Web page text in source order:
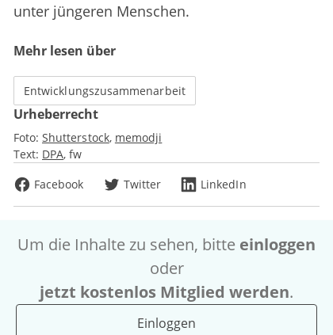
unter jüngeren Menschen.
Mehr lesen über
Entwicklungszusammenarbeit
Urheberrecht
Foto: Shutterstock memodji
Text: DPA fw
Facebook
Twitter LinkedIn
Um die Inhalte zu sehen, bitte einloggen
oder
jetzt kostenlos Mitglied werden.
Einloggen